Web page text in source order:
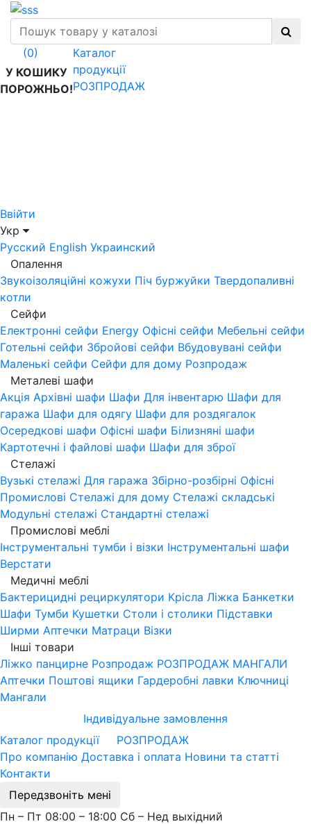
(0)
У КОШИКУ
ПОРОЖНЬО!
Каталог
продукції
РОЗПРОДАЖ
Ввійти
Укр
Русский English Украинский
Опалення
Звукоізоляційні кожухи Піч буржуйки Твердопаливні
котли
Сейфи
Електронні сейфи Energy Офісні сейфи Мебельні сейфи
Готельні сейфи Збройові сейфи Вбудовувані сейфи
Маленькі сейфи Сейфи для дому Розпродаж
Металеві шафи
Акція Архівні шафи Шафи Для інвентарю Шафи для
гаража Шафи для одягу Шафи для роздягалок
Осередкові шафи Офісні шафи Білизняні шафи
Картотечні і файлові шафи Шафи для зброї
Стелажі
Вузькі стелажі Для гаража Збірно-розбірні Офісні
Промислові Стелажі для дому Стелажі складські
Модульні стелажі Стандартні стелажі
Промислові меблі
Інструментальні тумби і візки Інструментальні шафи
Верстати
Медичні меблі
Бактерицидні рециркулятори Крісла Ліжка Банкетки
Шафи Тумби Кушетки Столи і столики Підставки
Ширми Аптечки Матраци Візки
Інші товари
Ліжко панцирне Розпродаж РОЗПРОДАЖ МАНГАЛИ
Аптечки Поштові ящики Гардеробні лавки Ключниці
Мангали
Індивідуальне замовлення
Каталог продукції
РОЗПРОДАЖ
Про компанію Доставка і оплата Новини та статті
Контакти
Передзвоніть мені
Пн – Пт 08:00 – 18:00 Сб – Нед выхідний